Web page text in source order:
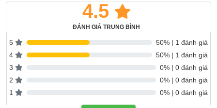
4.5
ĐÁNH GIÁ TRUNG BÌNH
5
50% | 1 đánh giá
4
50% | 1 đánh giá
3
0% | 0 đánh giá
2
0% | 0 đánh giá
1
0% | 0 đánh giá